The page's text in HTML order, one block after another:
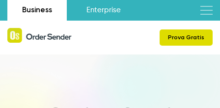
Business Enterprise
Prova Gratis